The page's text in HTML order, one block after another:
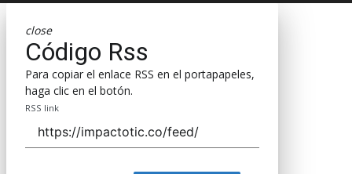
close
Código Rss
Para copiar el enlace RSS en el portapapeles,
haga clic en el botón.
RSS link